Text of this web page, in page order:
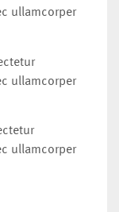
ullamcorper
ullamcorper
ullamcorper